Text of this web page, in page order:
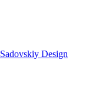
Sadovskiy Design